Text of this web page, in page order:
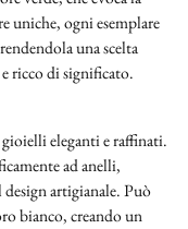
uniche, ogni esemplare
una scelta
ricco di significato.
eleganti e raffinati.
ad anelli,
artigianale. Può
bianco, creando un